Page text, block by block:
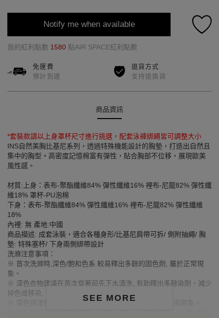
Notify me when available
我的紅利點數 1580 點AIR SPACE紅利點數
免運費
預計到達
退貨方式
支持退換貨
商品資訊
SEE MORE
*套裝款請以上身罩杯尺寸進行挑選，配套泳褲綁繩皆可調整大小
INS自然美胸比基尼系列，透過特殊機能設計的胸墊，打造出自然且
集中的胸型。高密度記憶棉富有彈性，貼合胸部不位移，展現歐美
風性感。
材質:上身：表布-聚酯纖維84% 彈性纖維16% 裡布-尼龍82% 彈性纖
維18% 罩杯-PU泡棉
下身：表布-聚酯纖維84% 彈性纖維16% 裡布-尼龍82% 彈性纖維
18%
內裡: 無 產地:中國
商品描述: 成套泳裝，適合各種身形/比基尼肩帶可拆/ 側附抽繩/ 胸
墊: 特殊塞杯/ 下身兩側綁帶設計
洗滌注意事項：
※ 首次洗滌時,深色/飽和色系 較易釋出多餘的固色劑, 屬於正常現
象。
※ 深色衣物建議在首次穿著前先下水清洗, 有助釋出多餘染劑，減少
掉色或移染, 可降低染色風險。
※ 深色與淺色衣物請分開洗滌，避免互相染色或產生移染現象。